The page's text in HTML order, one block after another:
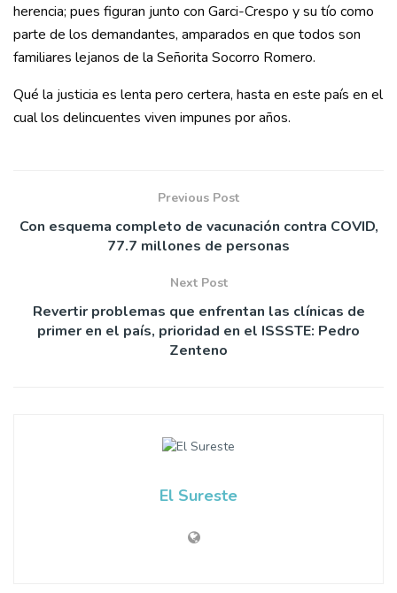
herencia; pues figuran junto con Garci-Crespo y su tío como
parte de los demandantes, amparados en que todos son
familiares lejanos de la Señorita Socorro Romero.
Qué la justicia es lenta pero certera, hasta en este país en el
cual los delincuentes viven impunes por años.
Previous Post
Con esquema completo de vacunación contra COVID,
77.7 millones de personas
Next Post
Revertir problemas que enfrentan las clínicas de
primer en el país, prioridad en el ISSSTE: Pedro
Zenteno
El Sureste